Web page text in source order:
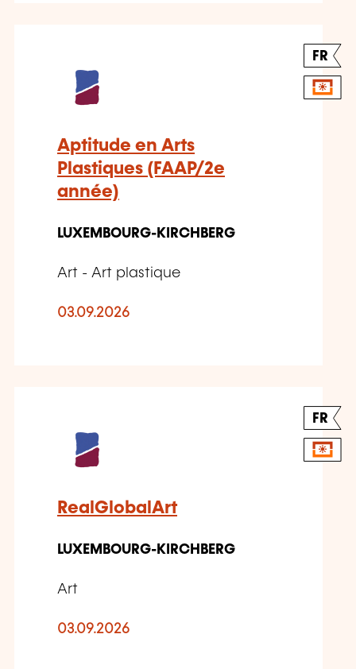
FR
Aptitude en Arts
Plastiques (FAAP/2e
année)
LUXEMBOURG-KIRCHBERG
Art - Art plastique
03.09.2026
FR
RealGlobalArt
LUXEMBOURG-KIRCHBERG
Art
03.09.2026